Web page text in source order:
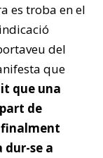
es troba en el
del
que
que una
de
finalment
se a